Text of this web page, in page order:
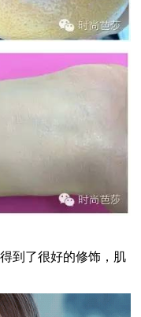
到了很好的修饰，肌